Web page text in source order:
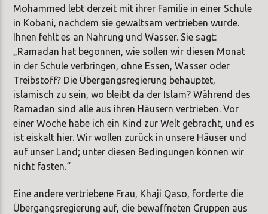
Mohammed lebt derzeit mit ihrer Familie in einer Schule
in Kobani, nachdem sie gewaltsam vertrieben wurde.
Ihnen fehlt es an Nahrung und Wasser. Sie sagt:
„Ramadan hat begonnen, wie sollen wir diesen Monat
in der Schule verbringen, ohne Essen, Wasser oder
Treibstoff? Die Übergangsregierung behauptet,
islamisch zu sein, wo bleibt da der Islam? Während des
Ramadan sind alle aus ihren Häusern vertrieben. Vor
einer Woche habe ich ein Kind zur Welt gebracht, und es
ist eiskalt hier. Wir wollen zurück in unsere Häuser und
auf unser Land; unter diesen Bedingungen können wir
nicht fasten.“
Eine andere vertriebene Frau, Khaji Qaso, forderte die
Übergangsregierung auf, die bewaffneten Gruppen aus